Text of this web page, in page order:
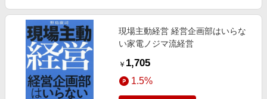
現場主動経営 経営企画部はいらな
い家電ノジマ流経営
￥ 1,705
1.5%